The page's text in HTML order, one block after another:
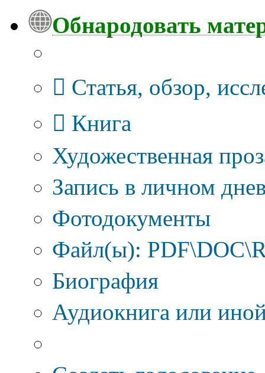
Обнародовать
Статья, обзор,
Книга
Художественная
Запись в личном
Фотодокументы
Файл(ы):
Биография
Аудиокнига или